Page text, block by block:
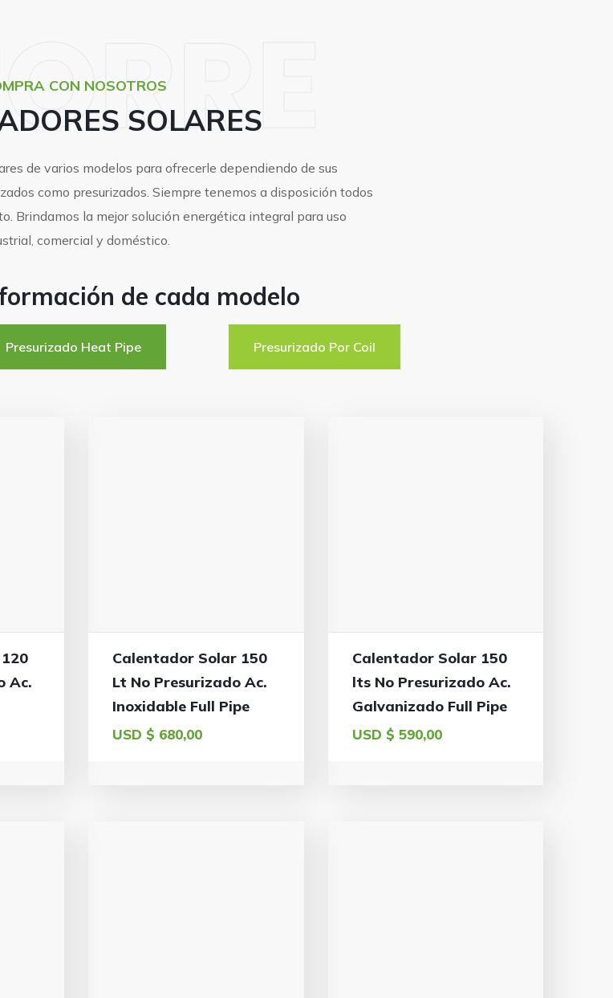
CON NOSOTROS
SOLARES
de varios modelos para ofrecerle dependiendo de sus
como presurizados. Siempre tenemos a disposición todos
Brindamos la mejor solución energética integral para uso
comercial y doméstico.
de cada modelo
Presurizado Heat Pipe Presurizado Por Coil
Ac.
Calentador Solar 150
Lt No Presurizado Ac.
Inoxidable Full Pipe
USD $ 680,00
Calentador Solar 150
lts No Presurizado Ac.
Galvanizado Full Pipe
USD $ 590,00